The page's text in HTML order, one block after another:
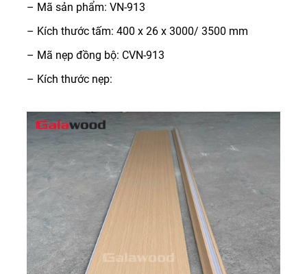
– Mã sản phẩm: VN-913
– Kích thước tấm: 400 x 26 x 3000/ 3500 mm
– Mã nẹp đồng bộ: CVN-913
– Kích thước nẹp: